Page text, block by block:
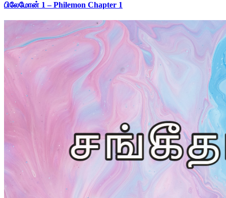
பிலேமோன் 1 – Philemon Chapter 1